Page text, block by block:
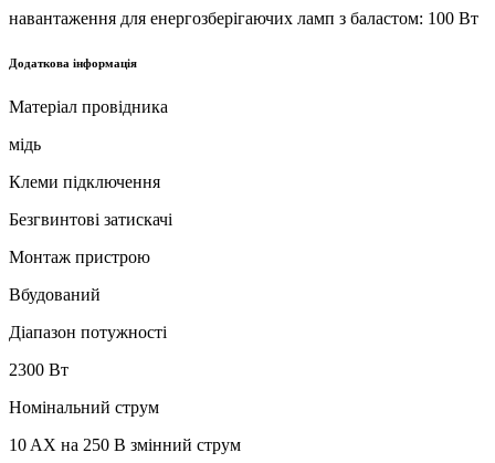
навантаження для енергозберігаючих ламп з баластом: 100 Вт
Додаткова інформація
Матеріал провідника
мідь
Клеми підключення
Безгвинтові затискачі
Монтаж пристрою
Вбудований
Діапазон потужності
2300 Вт
Номінальний струм
10 AX на 250 В змінний струм